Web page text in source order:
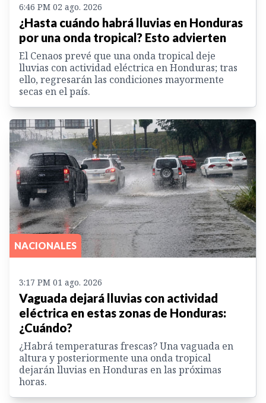
6:46 PM 02 ago. 2026
¿Hasta cuándo habrá lluvias en Honduras
por una onda tropical? Esto advierten
El Cenaos prevé que una onda tropical deje
lluvias con actividad eléctrica en Honduras; tras
ello, regresarán las condiciones mayormente
secas en el país.
NACIONALES
3:17 PM 01 ago. 2026
Vaguada dejará lluvias con actividad
eléctrica en estas zonas de Honduras:
¿Cuándo?
¿Habrá temperaturas frescas? Una vaguada en
altura y posteriormente una onda tropical
dejarán lluvias en Honduras en las próximas
horas.